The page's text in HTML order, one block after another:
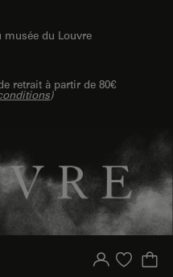
musée du Louvre
retrait à partir de 80€
)
Votre compte
Liste d'achat